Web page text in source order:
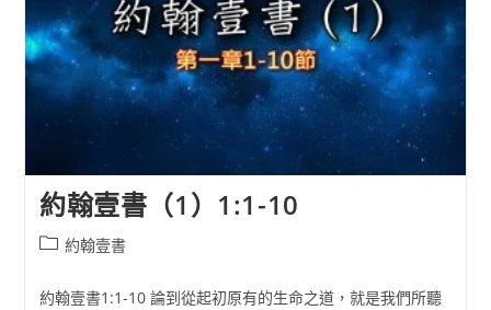
約翰壹書（1）1:1-10
Post約翰壹書
約翰壹書1:1-10 論到從起初原有的生命之道，就是我們所聽